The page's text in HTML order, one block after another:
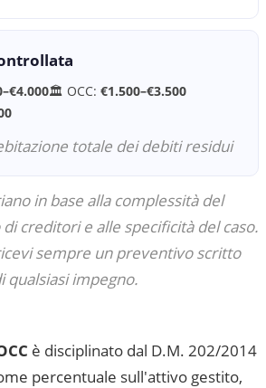
🏛 OCC: €1.500–€3.500
totale dei debiti residui
in base alla complessità del
creditori e alle specificità del caso.
sempre un preventivo scritto
qualsiasi impegno.
è disciplinato dal D.M. 202/2014
percentuale sull'attivo gestito,